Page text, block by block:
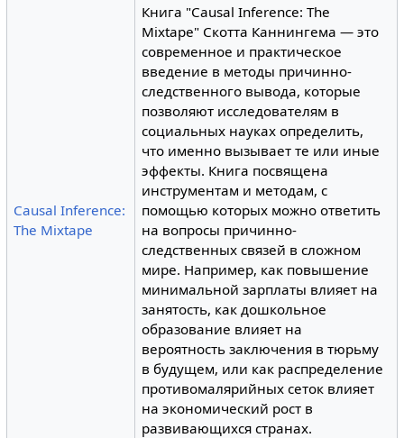
Causal Inference:
The Mixtape
Книга "Causal Inference: The
Mixtape" Скотта Каннингема — это
современное и практическое
введение в методы причинно-
следственного вывода, которые
позволяют исследователям в
социальных науках определить,
что именно вызывает те или иные
эффекты. Книга посвящена
инструментам и методам, с
помощью которых можно ответить
на вопросы причинно-
следственных связей в сложном
мире. Например, как повышение
минимальной зарплаты влияет на
занятость, как дошкольное
образование влияет на
вероятность заключения в тюрьму
в будущем, или как распределение
противомалярийных сеток влияет
на экономический рост в
развивающихся странах.